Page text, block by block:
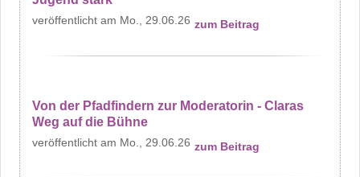
Mo., 29.06.26 zum Beitrag
Von der Pfadfindern zur Moderatorin - Claras
Weg auf die Bühne
Mo., 29.06.26 zum Beitrag